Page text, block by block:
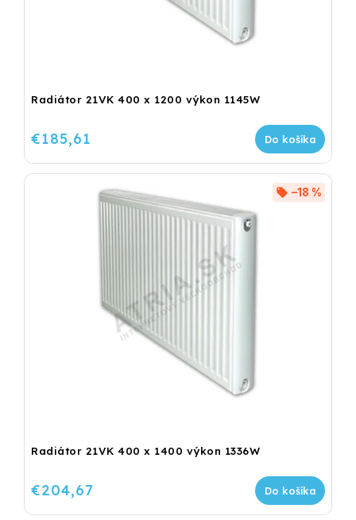
Radiátor 21VK 400 x 1200 výkon 1145W
€185,61 Do košíka
Radiátor 21VK 400 x 1400 výkon 1336W
–18 %
€204,67 Do košíka